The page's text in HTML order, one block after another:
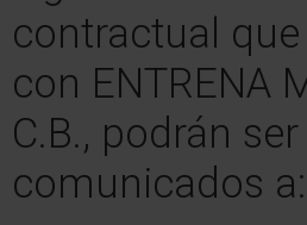
contractual
con ENTRENA
C.B., podrán ser
comunicados a: